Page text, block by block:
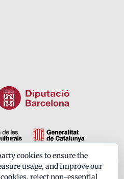
cookies to ensure the
usage, and improve our
reject non-essential